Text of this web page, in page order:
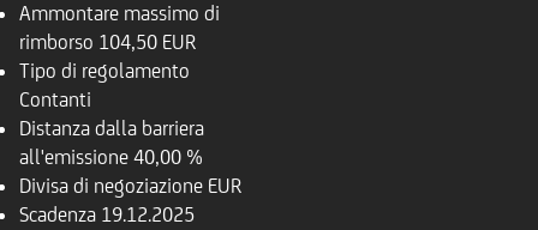
Ammontare massimo di
rimborso 104,50 EUR
Tipo di regolamento
Contanti
Distanza dalla barriera
all'emissione 40,00 %
Divisa di negoziazione EUR
Scadenza 19.12.2025